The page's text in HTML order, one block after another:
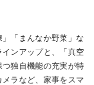
「まんなか野菜」な
ンアップと、「真空
独自機能の充実が特
ラなど、家事をスマ